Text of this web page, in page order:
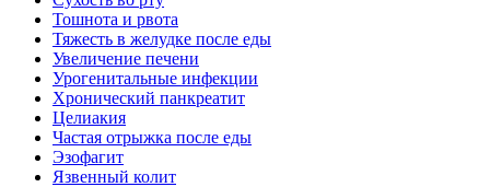
Тошнота и рвота
Тяжесть в желудке после еды
Увеличение печени
Урогенитальные инфекции
Хронический панкреатит
Целиакия
Частая отрыжка после еды
Эзофагит
Язвенный колит